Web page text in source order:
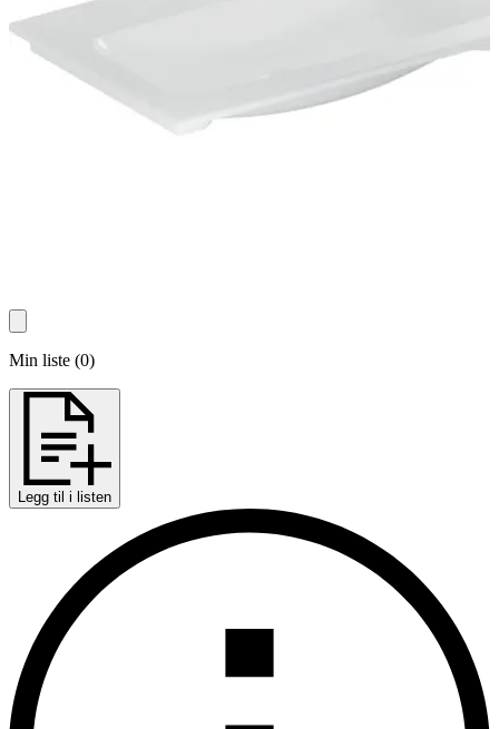
Min liste (0)
Legg til i listen